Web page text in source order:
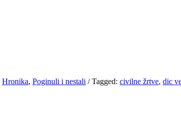
Hronika, Poginuli i nestali /Tagged: civilne žrtve, dic